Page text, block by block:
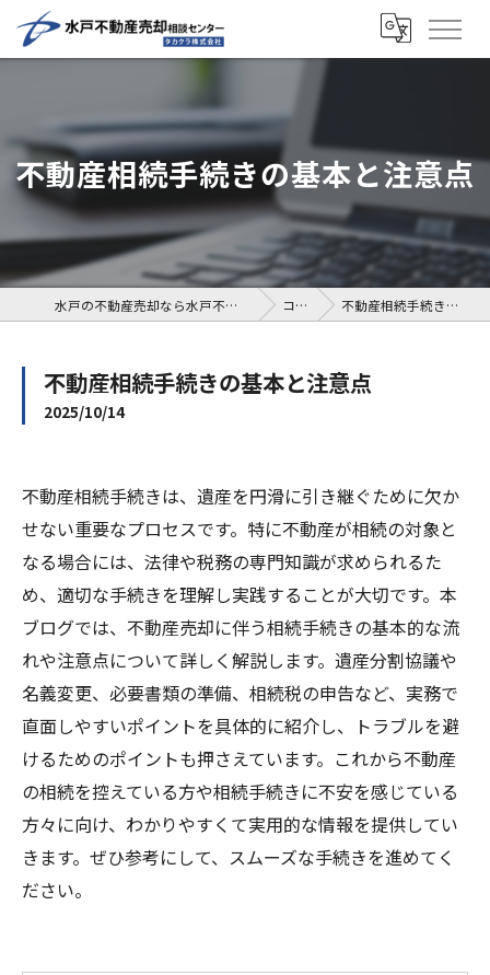
不動産相続手続きの基本と注意点
水戸の不動産売却なら水戸不動産売却相談センター コラム 不動産相続手続きの基本と注意点
不動産相続手続きの基本と注意点
2025/10/14
不動産相続手続きは、遺産を円滑に引き継ぐために欠か
せない重要なプロセスです。特に不動産が相続の対象と
なる場合には、法律や税務の専門知識が求められるた
め、適切な手続きを理解し実践することが大切です。本
ブログでは、不動産売却に伴う相続手続きの基本的な流
れや注意点について詳しく解説します。遺産分割協議や
名義変更、必要書類の準備、相続税の申告など、実務で
直面しやすいポイントを具体的に紹介し、トラブルを避
けるためのポイントも押さえています。これから不動産
の相続を控えている方や相続手続きに不安を感じている
方々に向け、わかりやすくて実用的な情報を提供してい
きます。ぜひ参考にして、スムーズな手続きを進めてく
ださい。